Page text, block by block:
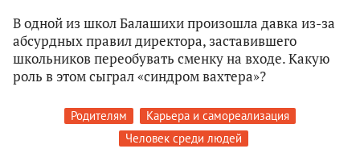
В одной из школ Балашихи произошла давка из-за
абсурдных правил директора, заставившего
школьников переобувать сменку на входе. Какую
роль в этом сыграл «синдром вахтера»?
Родителям
Карьера и самореализация
Человек среди людей